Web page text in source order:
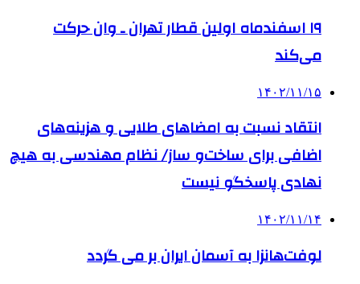
۱۹ اسفندماه اولین قطار تهران ـ وان حرکت
می‌کند
۱۴۰۲/۱۱/۱۵
انتقاد نسبت به امضاهای طلایی و هزینه‌های
اضافی برای ساخت‌و ساز/ نظام مهندسی به هیچ
نهادی پاسخگو نیست
۱۴۰۲/۱۱/۱۴
لوفت‌هانزا به آسمان ایران بر می گردد